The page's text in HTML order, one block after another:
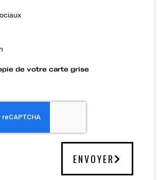
de votre carte grise
ENVOYER